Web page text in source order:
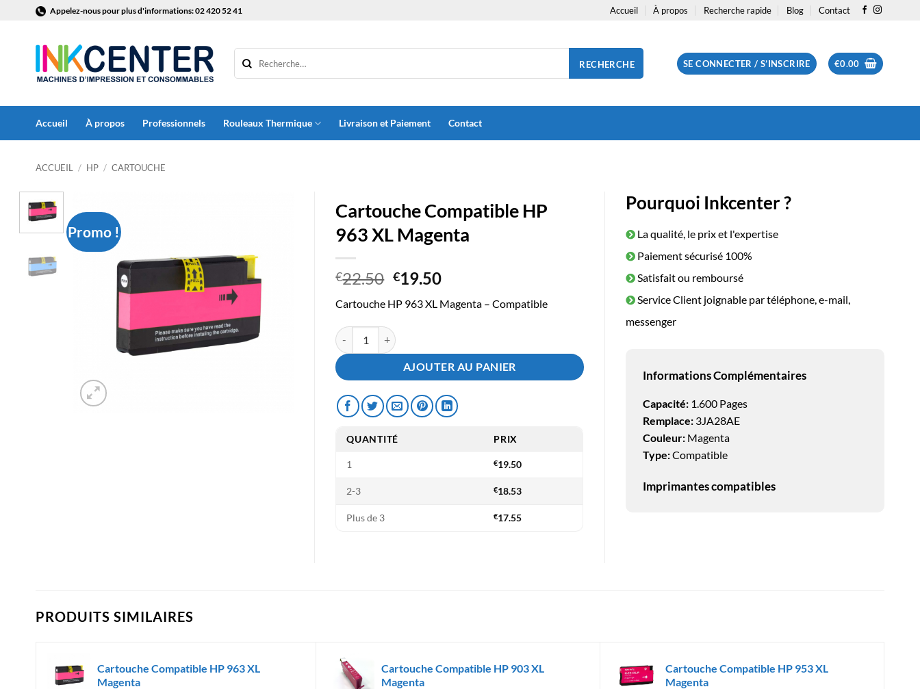
contenu
Appelez-nous pour plus d'informations: 02 420 52 41 Accueil À propos Recherche rapide Blog Contact
RECHERCHE SE CONNECTER / S’INSCRIRE €0.00
Accueil À propos Professionnels Rouleaux Thermique Livraison et Paiement Contact
ACCUEIL / HP / CARTOUCHE
Promo !
Cartouche Compatible HP
963 XL Magenta
€22.50 Le
initial
était :
€22.50.
€19.50Le
actuel
Cartouche HP 963 XL Magenta – Compatible
quantité de Cartouche Compatible HP 963 XL Magenta
AJOUTER AU PANIER
QUANTITÉ PRIX
1 €19.50
2-3 €18.53
Plus de 3 €17.55
Pourquoi Inkcenter ?
La qualité, le prix et l'expertise
Paiement sécurisé 100%
Satisfait ou remboursé
Service Client joignable par téléphone, e-mail,
messenger
Informations Complémentaires
Capacité:1.600 Pages
Remplace: 3JA28AE
Couleur: Magenta
Type:Compatible
Imprimantes compatibles
PRODUITS SIMILAIRES
Cartouche Compatible HP 963 XL
Magenta
Cartouche Compatible HP 903 XL
Magenta
Cartouche Compatible HP 953 XL
Magenta